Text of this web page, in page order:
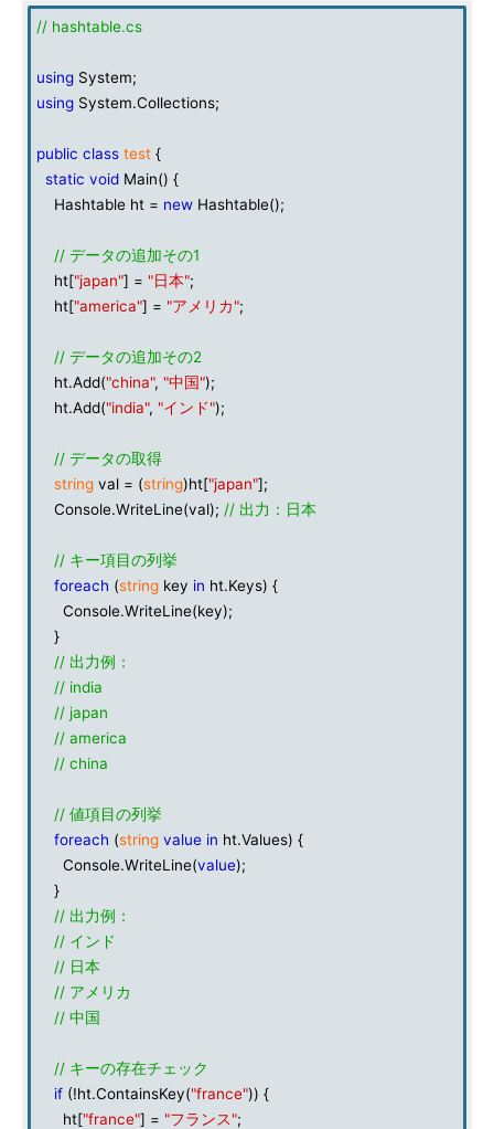
// hashtable.cs
using System;
using System.Collections;
public class test {
static void Main() {
Hashtable ht = new Hashtable();
// データの追加その1
ht["japan"] = "日本";
ht["america"] = "アメリカ";
// データの追加その2
ht.Add("china", "中国");
ht.Add("india", "インド");
// データの取得
string val = (string)ht["japan"];
Console.WriteLine(val); // 出力：日本
// キー項目の列挙
foreach (string key in ht.Keys) {
Console.WriteLine(key);
}
// 出力例：
// india
// japan
// america
// china
// 値項目の列挙
foreach (string value in ht.Values) {
Console.WriteLine(value);
}
// 出力例：
// インド
// 日本
// アメリカ
// 中国
// キーの存在チェック
if (!ht.ContainsKey("france")) {
ht["france"] = "フランス";